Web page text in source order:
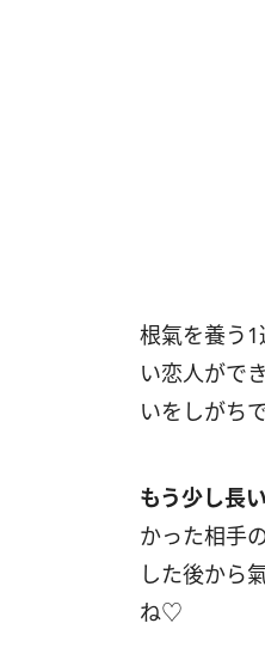
根氣を養う
い恋人がで
いをしがち
もう少し長
かった相手
した後から
ね♡